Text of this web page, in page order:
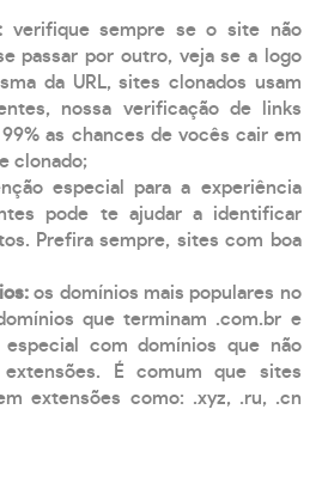
verifique sempre se o site não
passar por outro, veja se a logo
da URL, sites clonados usam
nossa verificação de links
as chances de vocês cair em
clonado;
especial para a experiência
pode te ajudar a identificar
Prefira sempre, sites com boa
os domínios mais populares no
que terminam .com.br e
especial com domínios que não
extensões. É comum que sites
extensões como: .xyz, .ru, .cn